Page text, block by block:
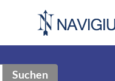
Suchen